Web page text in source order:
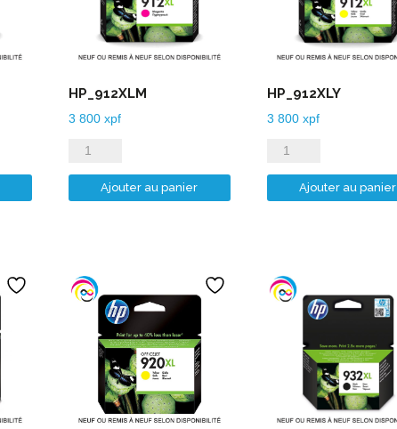
HP_912XLM
3 800 xpf
quantité
de
HP_912XLM
Ajouter au panier
HP_912XLY
3 800 xpf
quantité
de
HP_912XLY
Ajouter au panier